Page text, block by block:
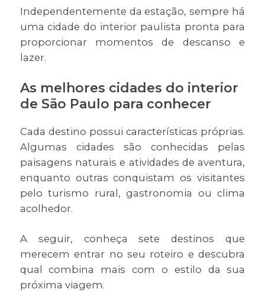
Independentemente da estação, sempre há
uma cidade do interior paulista pronta para
proporcionar momentos de descanso e
lazer.
As melhores cidades do interior
de São Paulo para conhecer
Cada destino possui características próprias.
Algumas cidades são conhecidas pelas
paisagens naturais e atividades de aventura,
enquanto outras conquistam os visitantes
pelo turismo rural, gastronomia ou clima
acolhedor.
A seguir, conheça sete destinos que
merecem entrar no seu roteiro e descubra
qual combina mais com o estilo da sua
próxima viagem.